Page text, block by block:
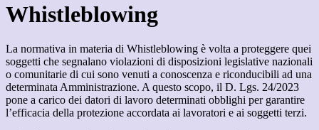
Whistleblowing
La normativa in materia di Whistleblowing è volta a proteggere quei
soggetti che segnalano violazioni di disposizioni legislative nazionali
o comunitarie di cui sono venuti a conoscenza e riconducibili ad una
determinata Amministrazione. A questo scopo, il D. Lgs. 24/2023
pone a carico dei datori di lavoro determinati obblighi per garantire
l’efficacia della protezione accordata ai lavoratori e ai soggetti terzi.